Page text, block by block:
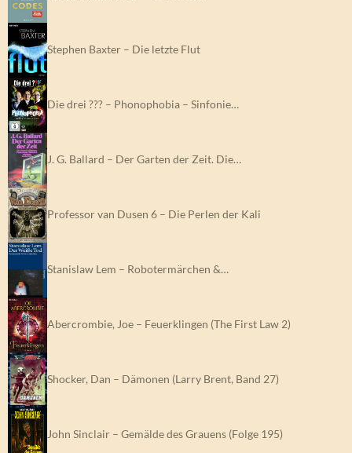
Stephen Baxter – Die letzte Flut
Die drei ??? – Phonophobia – Sinfonie…
J. G. Ballard – Der Garten der Zeit. Die…
Professor van Dusen 6 – Die Perlen der Kali
Stanislaw Lem – Robotermärchen &…
Abercrombie, Joe – Feuerklingen (The First Law 2)
Shocker, Dan – Dämonen (Larry Brent, Band 27)
John Sinclair – Gemälde des Grauens (Folge 195)